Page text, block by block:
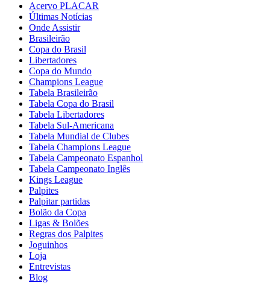
Acervo PLACAR
Últimas Notícias
Onde Assistir
Brasileirão
Copa do Brasil
Libertadores
Copa do Mundo
Champions League
Tabela Brasileirão
Tabela Copa do Brasil
Tabela Libertadores
Tabela Sul-Americana
Tabela Mundial de Clubes
Tabela Champions League
Tabela Campeonato Espanhol
Tabela Campeonato Inglês
Kings League
Palpites
Palpitar partidas
Bolão da Copa
Ligas & Bolões
Regras dos Palpites
Joguinhos
Loja
Entrevistas
Blog